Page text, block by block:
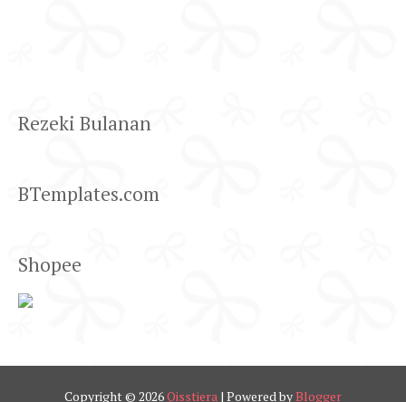
Rezeki Bulanan
BTemplates.com
Shopee
Copyright © 2026Qisstiera | Powered byBlogger